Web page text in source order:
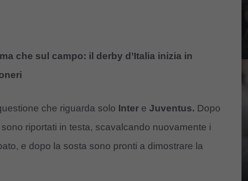
che sul campo: il derby d’Italia inizia in
che riguarda solo Inter e Juventus. Dopo
riportati in testa, scavalcando nuovamente i
e dopo la sosta sono pronti a dimostrare la